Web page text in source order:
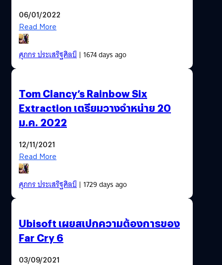
06/01/2022
Read More
ศุภกร ประเสริฐศิลป์| 1674 days ago
Tom Clancy’s Rainbow Six
Extraction เตรียมวางจำหน่าย 20
ม.ค. 2022
12/11/2021
Read More
ศุภกร ประเสริฐศิลป์| 1729 days ago
Ubisoft เผยสเปกความต้องการของ
Far Cry 6
03/09/2021